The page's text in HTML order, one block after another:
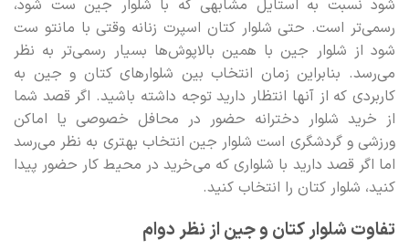
شود نسبت به استایل مشابهی که با شلوار جین ست شود،
رسمی‌تر است. حتی شلوار کتان اسپرت زنانه وقتی با مانتو ست
شود از شلوار جین با همین بالاپوش‌ها بسیار رسمی‌تر به نظر
می‌رسد. بنابراین زمان انتخاب بین شلوارهای کتان و جین به
کاربردی که از آنها انتظار دارید توجه داشته باشید. اگر قصد شما
از خرید شلوار دخترانه حضور در محافل خصوصی یا اماکن
ورزشی و گردشگری است شلوار جین انتخاب بهتری به نظر می‌رسد
اما اگر قصد دارید با شلواری که می‌خرید در محیط کار حضور پیدا
کنید، شلوار کتان را انتخاب کنید.
تفاوت شلوار کتان و جین از نظر دوام